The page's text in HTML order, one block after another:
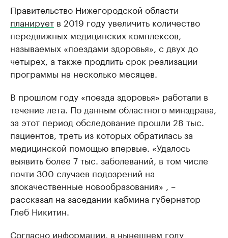
Правительство Нижегородской области
планирует в 2019 году увеличить количество
передвижных медицинских комплексов,
называемых «поездами здоровья», с двух до
четырех, а также продлить срок реализации
программы на несколько месяцев.
В прошлом году «поезда здоровья» работали в
течение лета. По данным областного минздрава,
за этот период обследование прошли 28 тыс.
пациентов, треть из которых обратилась за
медицинской помощью впервые. «Удалось
выявить более 7 тыс. заболеваний, в том числе
почти 300 случаев подозрений на
злокачественные новообразования» , –
рассказал на заседании кабмина губернатор
Глеб Никитин.
Согласно информации, в нынешнем году